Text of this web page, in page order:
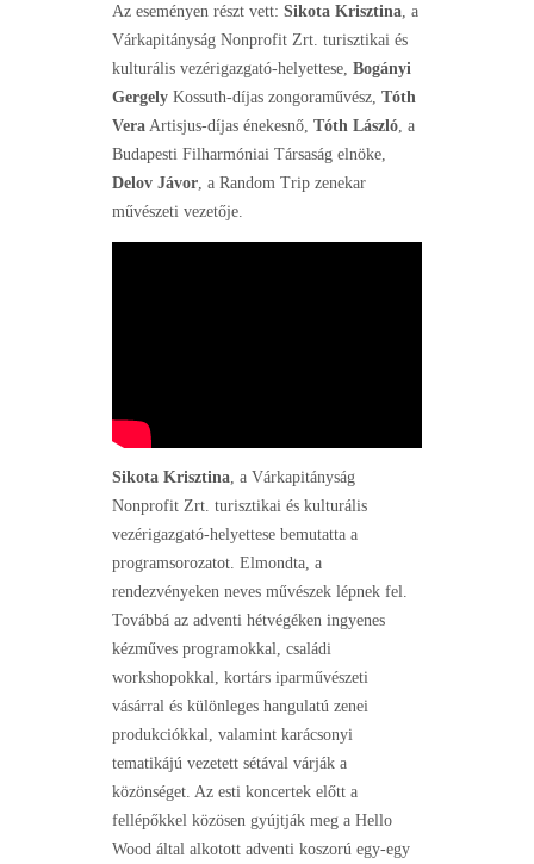
Az eseményen részt vett: Sikota Krisztina , a
Várkapitányság Nonprofit Zrt. turisztikai és
kulturális vezérigazgató-helyettese, Bogányi
Gergely Kossuth-díjas zongoraművész, Tóth
Vera Artisjus-díjas énekesnő, Tóth László , a
Budapesti Filharmóniai Társaság elnöke,
Delov Jávor , a Random Trip zenekar
művészeti vezetője.
Sikota Krisztina, a Várkapitányság
Nonprofit Zrt. turisztikai és kulturális
vezérigazgató-helyettese bemutatta a
programsorozatot. Elmondta, a
rendezvényeken neves művészek lépnek fel.
Továbbá az adventi hétvégéken ingyenes
kézműves programokkal, családi
workshopokkal, kortárs iparművészeti
vásárral és különleges hangulatú zenei
produkciókkal, valamint karácsonyi
tematikájú vezetett sétával várják a
közönséget. Az esti koncertek előtt a
fellépőkkel közösen gyújtják meg a Hello
Wood által alkotott adventi koszorú egy-egy